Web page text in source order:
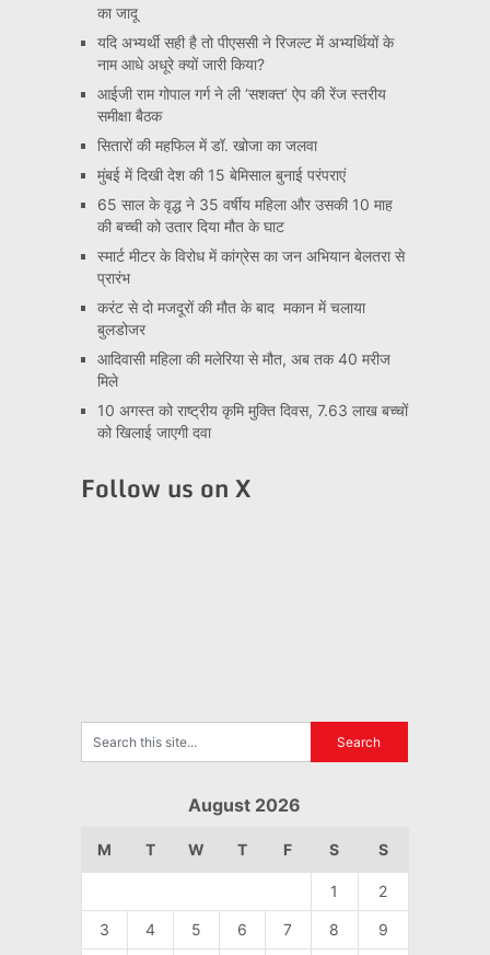
का जादू
यदि अभ्यर्थी सही है तो पीएससी ने रिजल्ट में अभ्यर्थियों के
नाम आधे अधूरे क्यों जारी किया?
आईजी राम गोपाल गर्ग ने ली ‘सशक्त’ ऐप की रेंज स्तरीय
समीक्षा बैठक
सितारों की महफिल में डॉ. खोजा का जलवा
मुंबई में दिखी देश की 15 बेमिसाल बुनाई परंपराएं
65 साल के वृद्ध ने 35 वर्षीय महिला और उसकी 10 माह
की बच्ची को उतार दिया मौत के घाट
स्मार्ट मीटर के विरोध में कांग्रेस का जन अभियान बेलतरा से
प्रारंभ
करंट से दो मजदूरों की मौत के बाद मकान में चलाया
बुलडोजर
आदिवासी महिला की मलेरिया से मौत, अब तक 40 मरीज
मिले
10 अगस्त को राष्ट्रीय कृमि मुक्ति दिवस, 7.63 लाख बच्चों
को खिलाई जाएगी दवा
Follow us on X
August 2026
M T W T F S S
1 2
3 4 5 6 7 8 9